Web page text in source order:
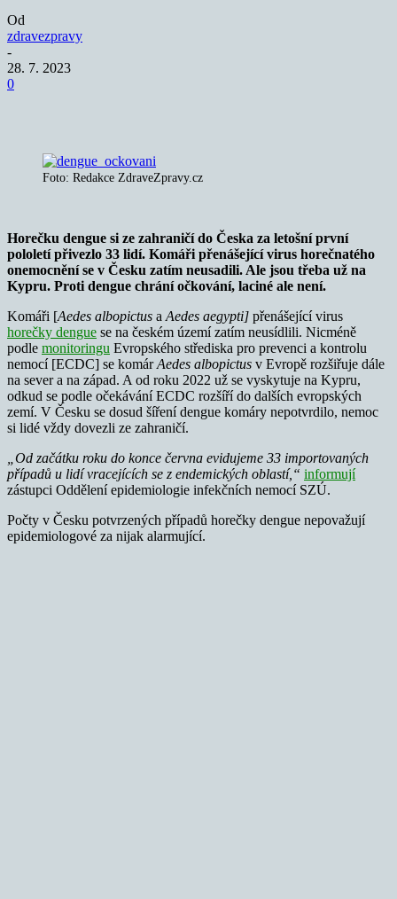
Od
zdravezpravy
-
28. 7. 2023
0
Foto: Redakce ZdraveZpravy.cz
Horečku dengue si ze zahraničí do Česka za letošní první
pololetí přivezlo 33 lidí. Komáři přenášející virus horečnatého
onemocnění se v Česku zatím neusadili. Ale jsou třeba už na
Kypru. Proti dengue chrání očkování, laciné ale není.
Komáři [Aedes albopictus a Aedes aegypti] přenášející virus
horečky dengue se na českém území zatím neusídlili. Nicméně
podle monitoringu Evropského střediska pro prevenci a kontrolu
nemocí [ECDC] se komárAedes albopictus v Evropě rozšiřuje dále
na sever a na západ. A od roku 2022 už se vyskytuje na Kypru,
odkud se podle očekávání ECDC rozšíří do dalších evropských
zemí. V Česku se dosud šíření dengue komáry nepotvrdilo, nemoc
si lidé vždy dovezli ze zahraničí.
„Od začátku roku do konce června evidujeme 33 importovaných
případů u lidí vracejících se z endemických oblastí,“ informují
zástupci Oddělení epidemiologie infekčních nemocí SZÚ.
Počty v Česku potvrzených případů horečky dengue nepovažují
epidemiologové za nijak alarmující.